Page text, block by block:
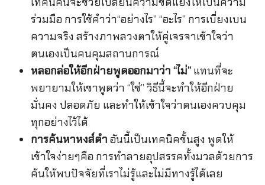
ร่วมมือ การใช้คำว่า“อย่างไร” “อะไร” การเบี่ยงเบน
ความจริง สร้างภาพลวงตาให้คู่เจรจาเข้าใจว่า
ตนเองเป็นคนคุมสถานการณ์
หลอกล่อให้อีกฝ่ายพูดออกมาว่า “ไม่”แทนที่จะ
พยายามให้เขาพูดว่า “ใช่” วิธีนี้จะทำให้อีกฝ่าย
มั่นคง ปลอดภัย และทำให้เข้าใจว่าตนเองควบคุม
ทุกอย่างไว้ได้
การค้นหาหงส์ดำ อันนี้เป็นเทคนิคขั้นสูง พูดให้
เข้าใจง่ายๆคือ การทำลายอุปสรรคทั้งมวลด้วยการ
ค้นให้พบปัจจัยที่เราไม่รู้และไม่มีทางรู้ได้เลย